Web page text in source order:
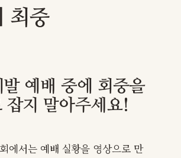
최중
발 예배 중에 회중을
잡지 말아주세요!
에서는 예배 실황을 영상으로 만